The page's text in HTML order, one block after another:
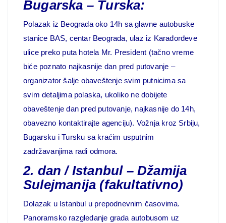
Bugarska – Turska:
Polazak iz Beograda oko 14h sa glavne autobuske
stanice BAS, centar Beograda, ulaz iz Karađorđeve
ulice preko puta hotela Mr. President (tačno vreme
biće poznato najkasnije dan pred putovanje –
organizator šalje obaveštenje svim putnicima sa
svim detaljima polaska, ukoliko ne dobijete
obaveštenje dan pred putovanje, najkasnije do 14h,
obavezno kontaktirajte agenciju). Vožnja kroz Srbiju,
Bugarsku i Tursku sa kraćim usputnim
zadržavanjima radi odmora.
2. dan / Istanbul – Džamija
Sulejmanija (fakultativno)
Dolazak u Istanbul u prepodnevnim časovima.
Panoramsko razgledanje grada autobusom uz